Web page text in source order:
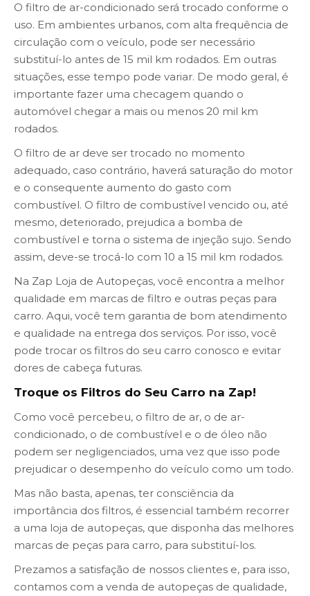
O filtro de ar-condicionado será trocado conforme o
uso. Em ambientes urbanos, com alta frequência de
circulação com o veículo, pode ser necessário
substituí-lo antes de 15 mil km rodados. Em outras
situações, esse tempo pode variar. De modo geral, é
importante fazer uma checagem quando o
automóvel chegar a mais ou menos 20 mil km
rodados.
O filtro de ar deve ser trocado no momento
adequado, caso contrário, haverá saturação do motor
e o consequente aumento do gasto com
combustível. O filtro de combustível vencido ou, até
mesmo, deteriorado, prejudica a bomba de
combustível e torna o sistema de injeção sujo. Sendo
assim, deve-se trocá-lo com 10 a 15 mil km rodados.
Na Zap Loja de Autopeças, você encontra a melhor
qualidade em marcas de filtro e outras peças para
carro. Aqui, você tem garantia de bom atendimento
e qualidade na entrega dos serviços. Por isso, você
pode trocar os filtros do seu carro conosco e evitar
dores de cabeça futuras.
Troque os Filtros do Seu Carro na Zap!
Como você percebeu, o filtro de ar, o de ar-
condicionado, o de combustível e o de óleo não
podem ser negligenciados, uma vez que isso pode
prejudicar o desempenho do veículo como um todo.
Mas não basta, apenas, ter consciência da
importância dos filtros, é essencial também recorrer
a uma loja de autopeças, que disponha das melhores
marcas de peças para carro, para substituí-los.
Prezamos a satisfação de nossos clientes e, para isso,
contamos com a venda de autopeças de qualidade,